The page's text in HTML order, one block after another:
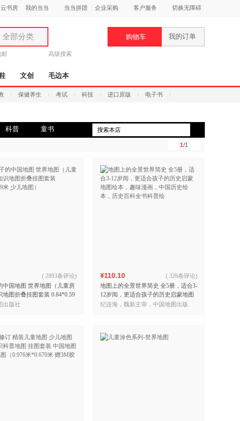
书房 我的当当 当当拼团 企业采购 客户服务 切换无障碍
全部分类
全部分类
图书
电子书
音像
时尚美妆
母婴用品
童装童鞋
家居日用
手机通讯
数码影音
家用电器
邮 高级搜索
购物车 我的订单
文创 毛边本
保健养生 考试 科技 进口原版 电子书
科普 童书
1/1
中国地图 世界地图（儿童房
地图折叠挂图套装 0.84*0.59
图）
( 2893条评论)
出版社
¥110.10
地图上的全景世界简史 全5册，适合3-
12岁阅，更适合孩子的历史启蒙地图
绘本，趣味漫画，中国历史绘本，历
( 328条评论)
纪连海，魏新主审，中国地图出版